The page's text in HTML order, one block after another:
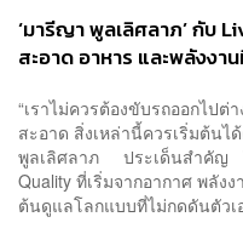
‘มารีญา พูลเลิศลาภ’ กับ
สะอาด อาหาร และพลังงา
“เราไม่ควรต้องขับรถออกไปต่
สะอาด สิ่งเหล่านี้ควรเริ่มต้นไ
พูลเลิศลาภ ประเด็นสำคัญ
Quality ที่เริ่มจากอากาศ พลัง
ต้นดูแลโลกแบบที่ไม่กดดันตัว